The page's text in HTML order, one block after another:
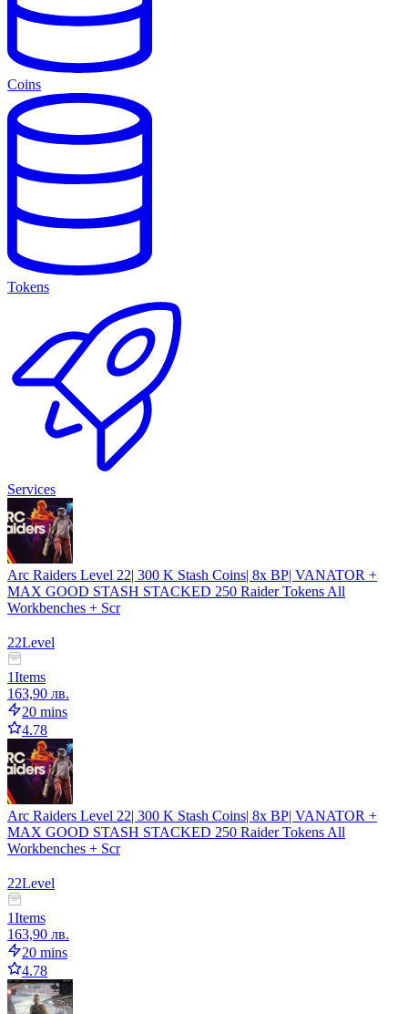
Coins
Tokens
Services
Arc Raiders Level 22| 300 K Stash Coins| 8x BP| VANATOR +
MAX GOOD STASH STACKED 250 Raider Tokens All
Workbenches + Scr
22Level
1Items
163,90 лв.
20 mins
4.78
Arc Raiders Level 22| 300 K Stash Coins| 8x BP| VANATOR +
MAX GOOD STASH STACKED 250 Raider Tokens All
Workbenches + Scr
22Level
1Items
163,90 лв.
20 mins
4.78